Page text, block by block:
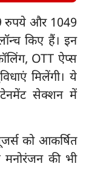
रुपये और 1049
किए हैं। इन
OTT ऐप्स
मिलेंगी। ये
सेक्शन में
को आकर्षित
मनोरंजन की भी